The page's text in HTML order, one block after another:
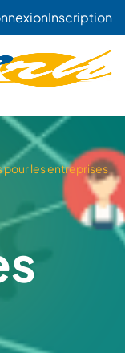
Inscription
pour les entreprises